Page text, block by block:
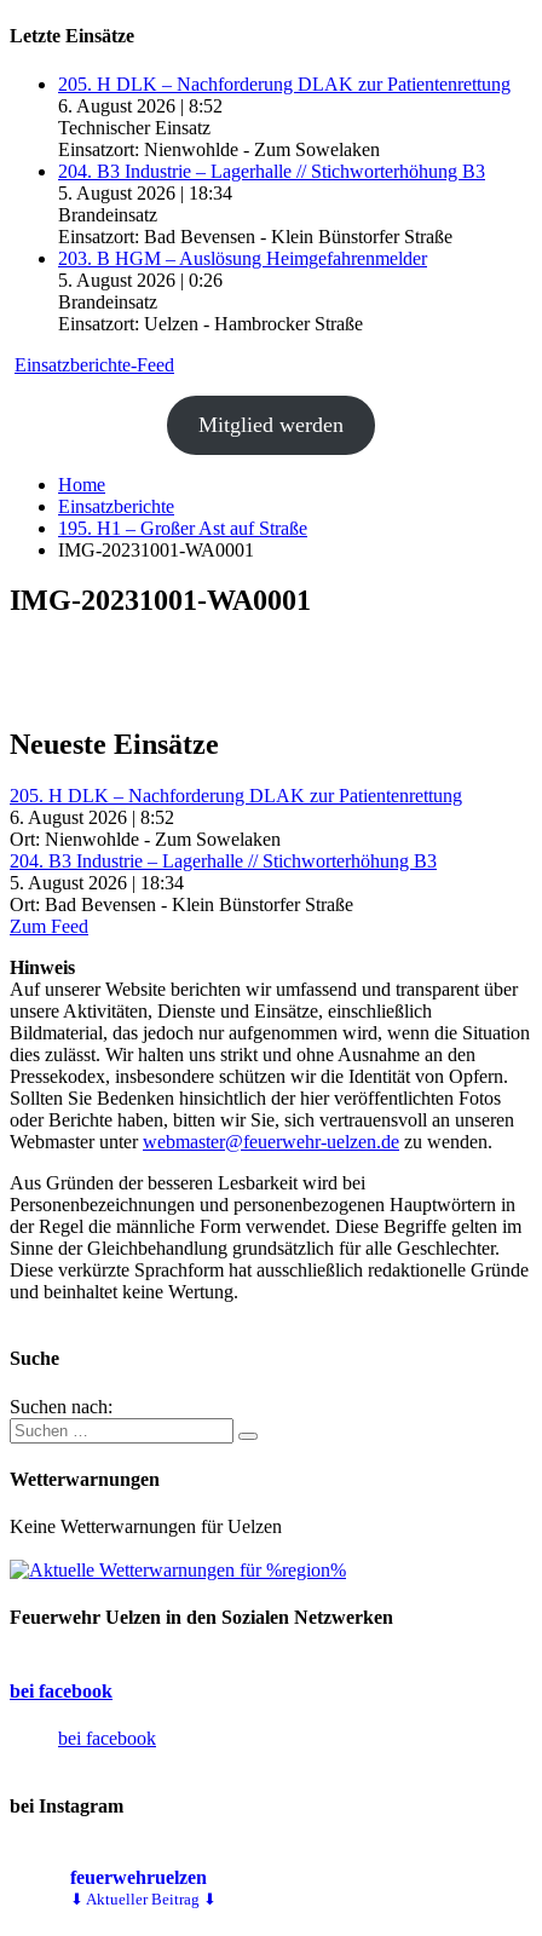
Letzte Einsätze
205. H DLK – Nachforderung DLAK zur Patientenrettung
6. August 2026 | 8:52
Technischer Einsatz
Einsatzort: Nienwohlde - Zum Sowelaken
204. B3 Industrie – Lagerhalle // Stichworterhöhung B3
5. August 2026 | 18:34
Brandeinsatz
Einsatzort: Bad Bevensen - Klein Bünstorfer Straße
203. B HGM – Auslösung Heimgefahrenmelder
5. August 2026 | 0:26
Brandeinsatz
Einsatzort: Uelzen - Hambrocker Straße
Einsatzberichte-Feed
Mitglied werden
Home
Einsatzberichte
195. H1 – Großer Ast auf Straße
IMG-20231001-WA0001
IMG-20231001-WA0001
Neueste Einsätze
205. H DLK – Nachforderung DLAK zur Patientenrettung
6. August 2026 | 8:52
Ort: Nienwohlde - Zum Sowelaken
204. B3 Industrie – Lagerhalle // Stichworterhöhung B3
5. August 2026 | 18:34
Ort: Bad Bevensen - Klein Bünstorfer Straße
Zum Feed
Hinweis
Auf unserer Website berichten wir umfassend und transparent über
unsere Aktivitäten, Dienste und Einsätze, einschließlich
Bildmaterial, das jedoch nur aufgenommen wird, wenn die Situation
dies zulässt. Wir halten uns strikt und ohne Ausnahme an den
Pressekodex, insbesondere schützen wir die Identität von Opfern.
Sollten Sie Bedenken hinsichtlich der hier veröffentlichten Fotos
oder Berichte haben, bitten wir Sie, sich vertrauensvoll an unseren
Webmaster unterwebmaster@feuerwehr-uelzen.de zu wenden.
Aus Gründen der besseren Lesbarkeit wird bei
Personenbezeichnungen und personenbezogenen Hauptwörtern in
der Regel die männliche Form verwendet. Diese Begriffe gelten im
Sinne der Gleichbehandlung grundsätzlich für alle Geschlechter.
Diese verkürzte Sprachform hat ausschließlich redaktionelle Gründe
und beinhaltet keine Wertung.
Suche
Suchen nach:
Wetterwarnungen
Keine Wetterwarnungen für Uelzen
Feuerwehr Uelzen in den Sozialen Netzwerken
bei facebook
bei facebook
bei Instagram
feuerwehruelzen
⬇ Aktueller Beitrag ⬇